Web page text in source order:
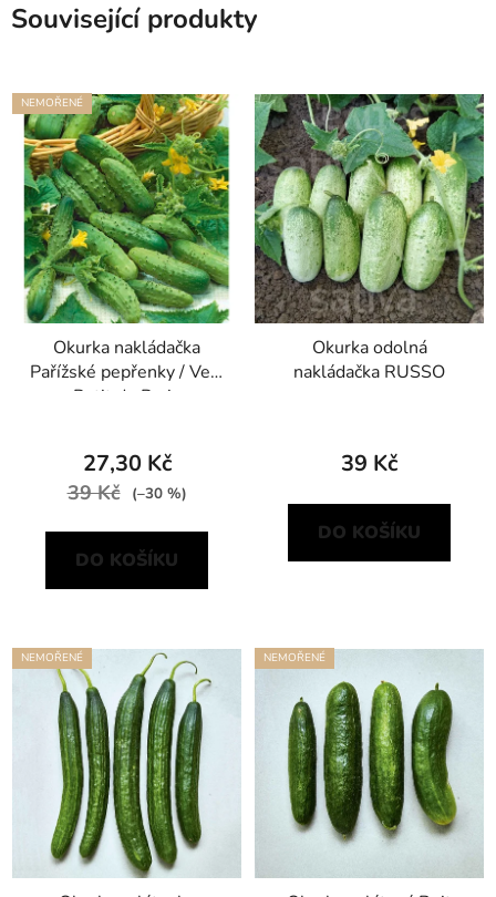
Související produkty
NEMOŘENÉ
Okurka nakládačka
Pařížské pepřenky / Vert
Petit de Paris
27,30 Kč
39 Kč (–30 %)
DO KOŠÍKU
Okurka odolná
nakládačka RUSSO
39 Kč
DO KOŠÍKU
NEMOŘENÉ NEMOŘENÉ